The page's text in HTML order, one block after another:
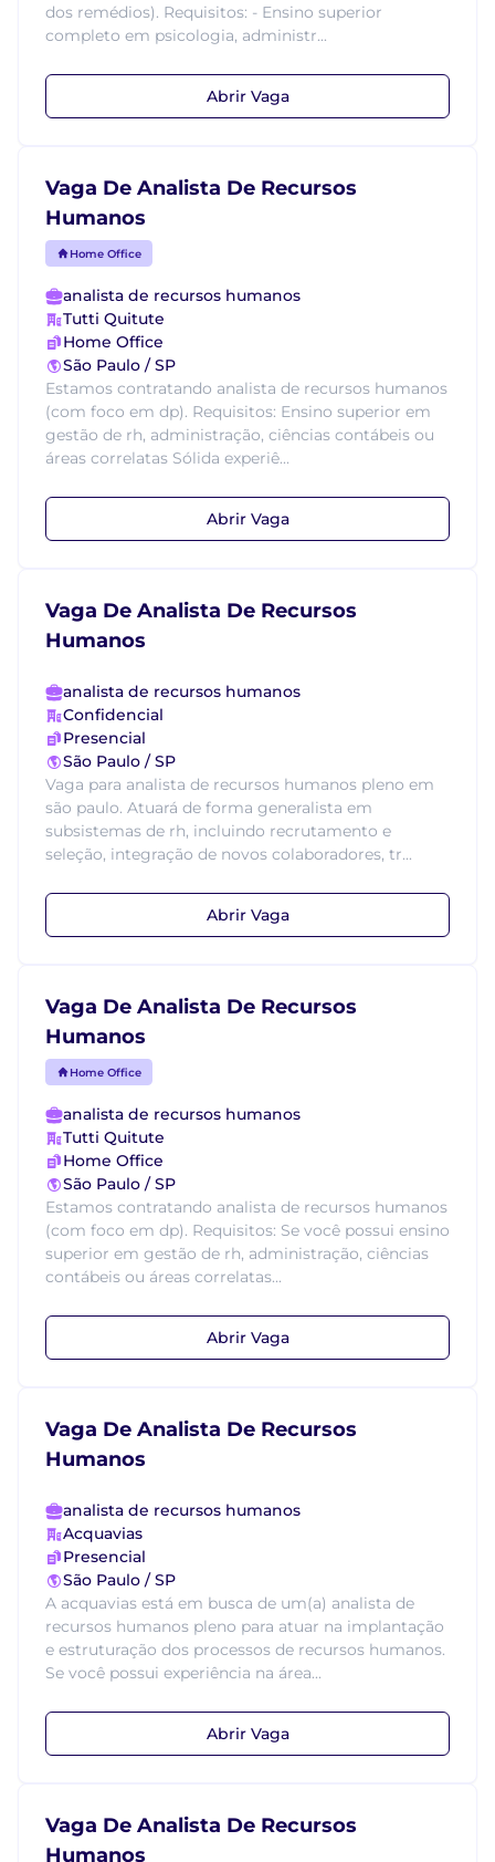
dos remédios). Requisitos: - Ensino superior
completo em psicologia, administr...
Abrir Vaga
Vaga De Analista De Recursos
Humanos
Home Office
analista de recursos humanos
Tutti Quitute
Home Office
São Paulo / SP
Estamos contratando analista de recursos humanos
(com foco em dp). Requisitos: Ensino superior em
gestão de rh, administração, ciências contábeis ou
áreas correlatas Sólida experiê...
Abrir Vaga
Vaga De Analista De Recursos
Humanos
analista de recursos humanos
Confidencial
Presencial
São Paulo / SP
Vaga para analista de recursos humanos pleno em
são paulo. Atuará de forma generalista em
subsistemas de rh, incluindo recrutamento e
seleção, integração de novos colaboradores, tr...
Abrir Vaga
Vaga De Analista De Recursos
Humanos
Home Office
analista de recursos humanos
Tutti Quitute
Home Office
São Paulo / SP
Estamos contratando analista de recursos humanos
(com foco em dp). Requisitos: Se você possui ensino
superior em gestão de rh, administração, ciências
contábeis ou áreas correlatas...
Abrir Vaga
Vaga De Analista De Recursos
Humanos
analista de recursos humanos
Acquavias
Presencial
São Paulo / SP
A acquavias está em busca de um(a) analista de
recursos humanos pleno para atuar na implantação
e estruturação dos processos de recursos humanos.
Se você possui experiência na área...
Abrir Vaga
Vaga De Analista De Recursos
Humanos